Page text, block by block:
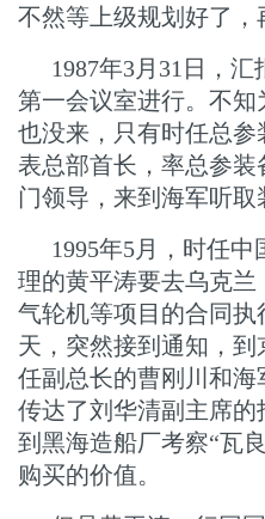
不然等上级规划好了，
1987年3月31日，
第一会议室进行。不
也没来，只有时任总
表总部首长，率总参
门领导，来到海军听取
1995年5月，时任
理的黄平涛要去乌克
气轮机等项目的合同
天，突然接到通知，
任副总长的曹刚川和
传达了刘华清副主席的
到黑海造船厂考察“瓦
购买的价值。